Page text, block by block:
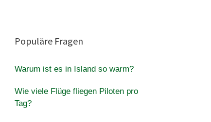
Populäre Fragen
Warum ist es in Island so warm?
Wie viele Flüge fliegen Piloten pro
Tag?